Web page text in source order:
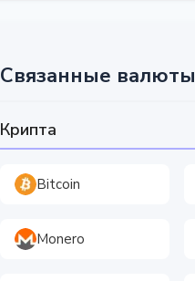
Связанные валюты
Крипта
Bitcoin
Monero